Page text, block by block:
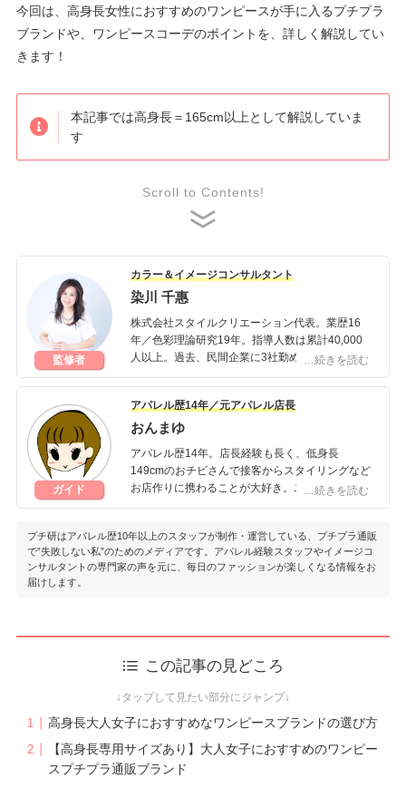
今回は、高身長女性におすすめのワンピースが手に入るプチプラ
ブランドや、ワンピースコーデのポイントを、詳しく解説してい
きます！
本記事では高身長＝165cm以上として解説していま
す
Scroll to Contents!
監修者
カラー＆イメージコンサルタント
染川 千惠
株式会社スタイルクリエーション代表。業歴16
年／色彩理論研究19年。指導人数は累計40,000
人以上。過去、民間企業に3社勤め、独立後に株
式会社スタイルクリエーション及び一般社団法人
高いファッションコンサルティングで、確実な美
とオシャレに導く。
【所有資格】
A・F・T 1級色彩コーディネーター(文部科学省認
定 色彩能力検定 1級)
東京商工会議所2級カラーコーディネーター
日本パーソナルカラー協会認定 パーソナルカラ
ーアドバイザー
日本パーソナルカラリスト協会 パーソナルカラ
国際カラーデザイン協会 カラーデザインマスタ
国際カラーデザイン協会 パーソナルスタイリス
準パーソナルヘアカラー診断士
株式会社スタイルクリエーション
出版書籍：色彩の力“売れる”は色でつくれる 染
川千惠
…続きを読む
ガイド
アパレル歴14年／元アパレル店長
おんまゆ
アパレル歴14年。店長経験も長く、低身長
149cmのおチビさんで接客からスタイリングなど
お店作りに携わることが大好き。ユニクロ・GU
ど知識は幅広く、豆知識なら右に出るもの無し！
笑
…続きを読む
プチ研はアパレル歴10年以上のスタッフが制作・運営している、プチプラ通販
で”失敗しない私”のためのメディアです。アパレル経験スタッフやイメージコ
ンサルタントの専門家の声を元に、毎日のファッションが楽しくなる情報をお
届けします。
この記事の見どころ
高身長大人女子におすすめなワンピースブランドの選び方
【高身長専用サイズあり】大人女子におすすめのワンピー
スプチプラ通販ブランド